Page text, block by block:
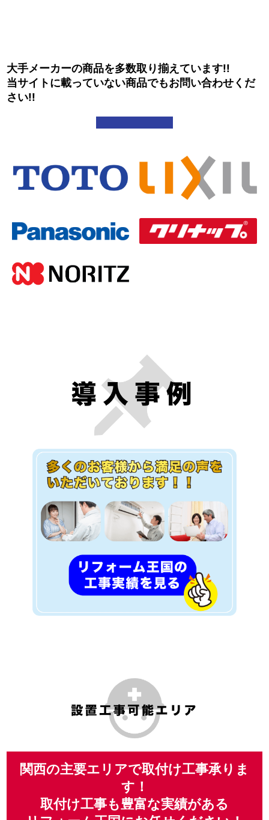
大手メーカーの商品を多数取り揃えています!!
当サイトに載っていない商品でもお問い合わせくだ
さい!!
関西の主要エリアで取付け工事承りま
す！
取付け工事も豊富な実績がある